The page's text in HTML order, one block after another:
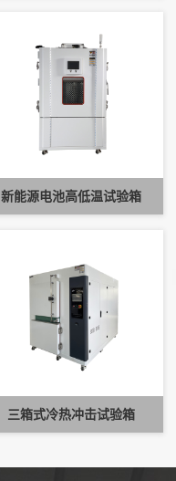
新能源电池高低温试验箱
三箱式冷热冲击试验箱